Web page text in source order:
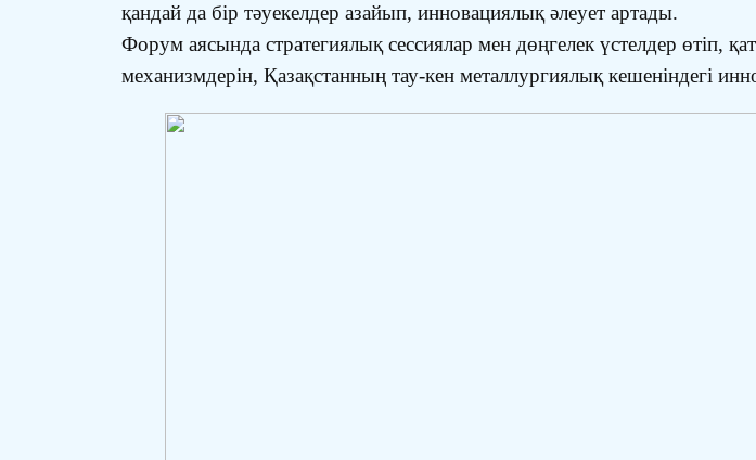
қандай да бір тәуекелдер азайып, инновациялық әлеует артады.
Форум аясында стратегиялық сессиялар мен дөңгелек үстелдер өтіп,
механизмдерін, Қазақстанның тау-кен металлургиялық кешеніндегі